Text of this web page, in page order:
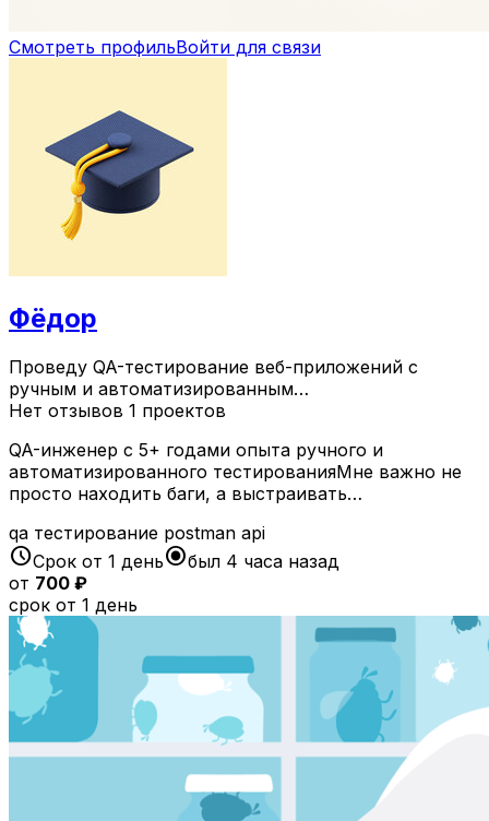
Смотреть профильВойти для связи
Фёдор
Проведу QA-тестирование веб-приложений с
ручным и автоматизированным…
Нет отзывов 1 проектов
QA-инженер с 5+ годами опыта ручного и
автоматизированного тестированияМне важно не
просто находить баги, а выстраивать…
qa тестирование postman api
scheduleСрок от 1 деньradio_button_checkedбыл 4 часа назад
от 700 ₽
срок от 1 день